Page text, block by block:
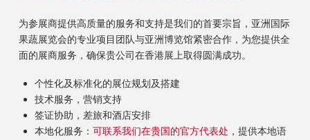
为参展商提供高质量的服务和支持是我们的首要宗旨，亚洲国际
果蔬展览会的专业项目团队与亚洲博览馆紧密合作，为您提供全
面的展商服务，确保贵公司在香港展上取得圆满成功。
个性化及标准化的展位规划及搭建
技术服务，营销支持
签证协助，差旅和酒店安排
本地化服务：可联系我们在贵国的官方代表处 ，提供本地语